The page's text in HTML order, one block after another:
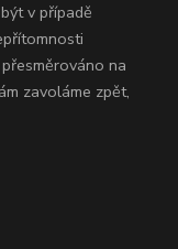
v případě
na
zavoláme zpět,